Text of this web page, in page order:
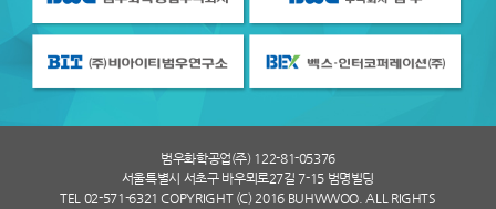
범우화학공업(주) 122-81-05376
서울특별시 서초구 바우뫼로27길 7-15 범명빌딩
TEL 02-571-6321 COPYRIGHT (C) 2016 BUHWWOO. ALL RIGHTS